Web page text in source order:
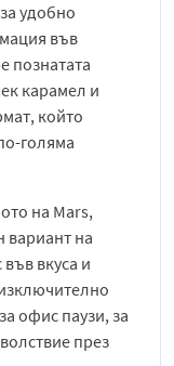
удобно
във
познатата
карамел и
който
голяма
на Mars,
вариант на
вкуса и
офис паузи, за
през